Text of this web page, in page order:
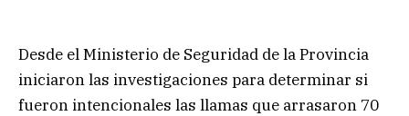
Desde el Ministerio de Seguridad de la Provincia
iniciaron las investigaciones para determinar si
fueron intencionales las llamas que arrasaron 70